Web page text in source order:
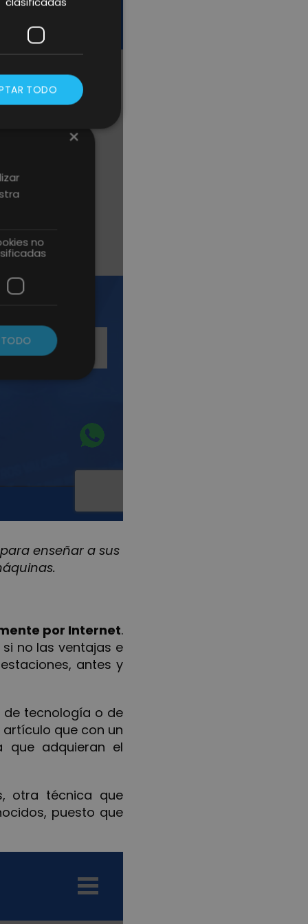
enseñar a sus
por Internet.
no las ventajas e
antes y
de tecnología o de
que con un
adquieran el
otra técnica que
puesto que
TODO